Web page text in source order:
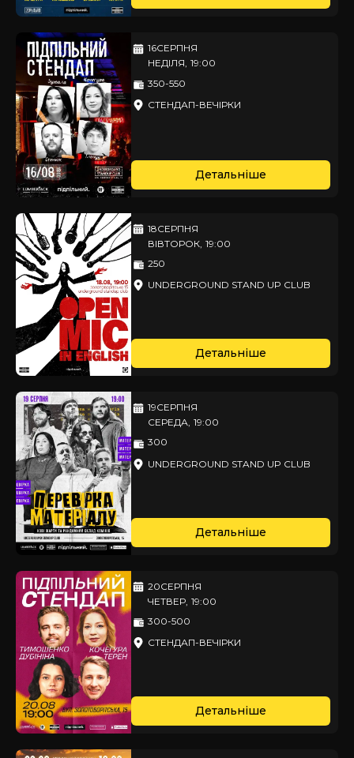
16СЕРПНЯ
НЕДІЛЯ, 19:00
350-550
СТЕНДАП-ВЕЧІРКИ
Детальніше
18СЕРПНЯ
ВІВТОРОК 19:00
250
UNDERGROUND STAND UP CLUB
Детальніше
19СЕРПНЯ
СЕРЕДА, 19:00
300
UNDERGROUND STAND UP CLUB
Детальніше
20СЕРПНЯ
ЧЕТВЕР 19:00
300-500
СТЕНДАП-ВЕЧІРКИ
Детальніше